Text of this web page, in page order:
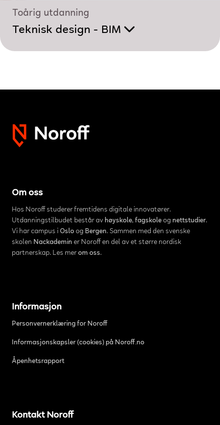
Toårig utdanning
Teknisk design - BIM
Om oss
Hos Noroff studerer fremtidens digitale innovatører.
Utdanningstilbudet består av høyskole, fagskoleog nettstudier.
Vi har campus i Osloog Bergen. Sammen med den svenske
skolen Nackademin er Noroff en del av et større nordisk
partnerskap. Les mer om oss.
Informasjon
Personvernerklæring for Noroff
Informasjonskapsler (cookies) på Noroff.no
Åpenhetsrapport
Kontakt Noroff